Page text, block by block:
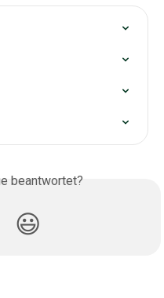
beantwortet?
😃